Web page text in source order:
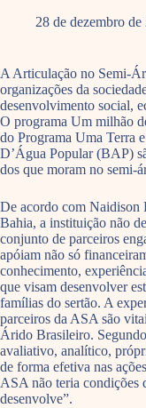
28 de dezembro de
A Articulação no Semi-
organizações da
desenvolvimento social,
O programa Um milhão
do Programa Uma Terra
D’Água Popular (BAP)
dos que moram no semi-
De acordo com Naidison
Bahia, a instituição não
conjunto de parceiros
apóiam não só
conhecimento,
que visam desenvolver
famílias do sertão. A
parceiros da ASA são
Árido Brasileiro.
avaliativo, analítico,
de forma efetiva nas
ASA não teria condições
desenvolve”.